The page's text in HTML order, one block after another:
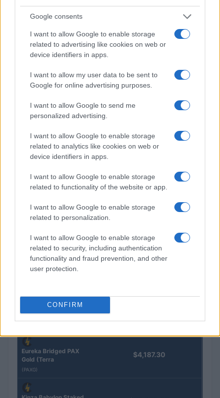
Google consents
I want to allow Google to enable storage
related to advertising like cookies on web or
device identifiers in apps.
I want to allow my user data to be sent to
Google for online advertising purposes.
I want to allow Google to send me
personalized advertising.
I want to allow Google to enable storage
related to analytics like cookies on web or
device identifiers in apps.
I want to allow Google to enable storage
related to functionality of the website or app.
I want to allow Google to enable storage
related to personalization.
I want to allow Google to enable storage
related to security, including authentication
functionality and fraud prevention, and other
user protection.
CONFIRM
Petrolio in calo: Brent a 91,82$, ribassi a due cifre per greggio
Andrea Innocenti · 5 Ago 2026
La macchina usata più affidabile: un investimento che esige
ponderazione
Redazione · 5 Ago 2026
QUOTAZIONI CRYPTO
Nome Prezzo
Eureka Bridged PAX
Gold (Terra
(PAXG)
$4,187.30